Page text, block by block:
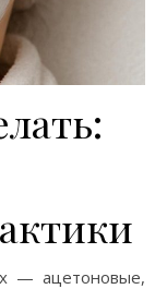
— ацетоновые,